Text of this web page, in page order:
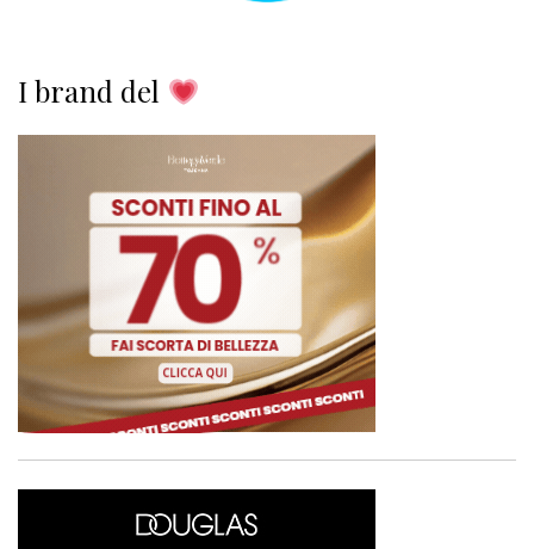
I brand del